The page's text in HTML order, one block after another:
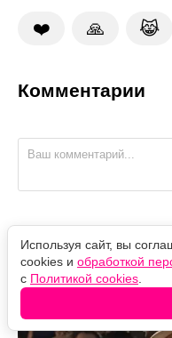
❤️ 🙏 😹
Комментарии
Высотку на
"Старика Хоттабыча"
Используя сайт, вы
cookies и обработкой
с Политикой cookies